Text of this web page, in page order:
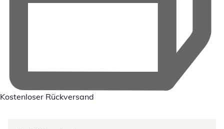
Kostenloser Rückversand